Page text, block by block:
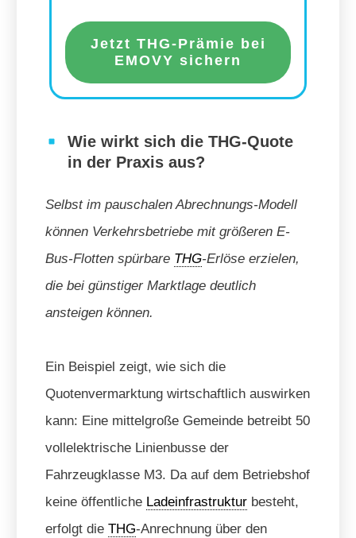
Jetzt THG-Prämie bei
EMOVY sichern
Wie wirkt sich die THG-Quote
in der Praxis aus?
Selbst im pauschalen Abrechnungs-Modell
können Verkehrsbetriebe mit größeren E-
Bus-Flotten spürbare THG-Erlöse erzielen,
die bei günstiger Marktlage deutlich
ansteigen können.
Ein Beispiel zeigt, wie sich die
Quotenvermarktung wirtschaftlich auswirken
kann: Eine mittelgroße Gemeinde betreibt 50
vollelektrische Linienbusse der
Fahrzeugklasse M3. Da auf dem Betriebshof
keine öffentliche Ladeinfrastruktur besteht,
erfolgt die THG-Anrechnung über den